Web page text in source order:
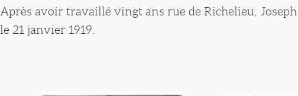
Après avoir travaillé vingt ans rue de Richelieu,
le 21 janvier 1919.